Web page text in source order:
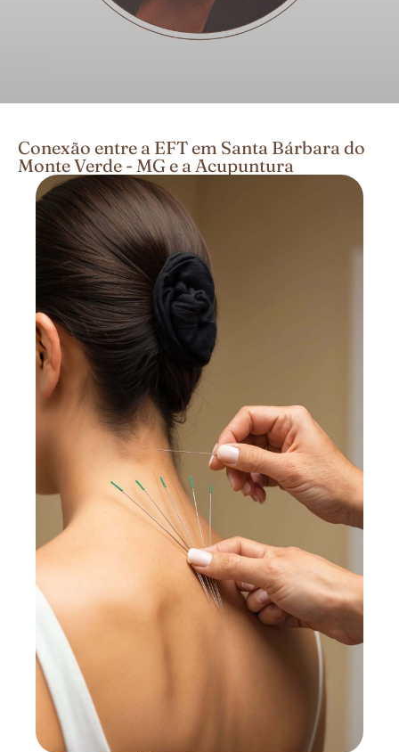
Conexão entre a EFT em Santa Bárbara do
Monte Verde - MG e a Acupuntura